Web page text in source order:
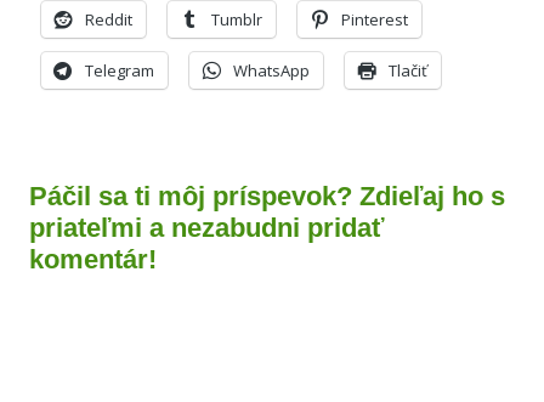
Reddit Tumblr Pinterest
Telegram WhatsApp Tlačiť
Páčil sa ti môj príspevok? Zdieľaj ho s
priateľmi a nezabudni pridať
komentár!